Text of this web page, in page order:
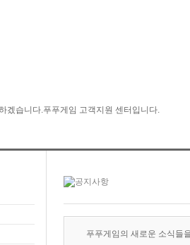
푸푸게임의 새로운 소식들